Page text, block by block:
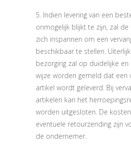
5. Indien levering van een
onmogelijk blijkt te zijn, zal
zich inspannen om een
beschikbaar te stellen.
bezorging zal op duidelijke en
wijze worden gemeld dat een
artikel wordt geleverd. Bij
artikelen kan het
worden uitgesloten. De
eventuele retourzending zijn
de ondernemer.